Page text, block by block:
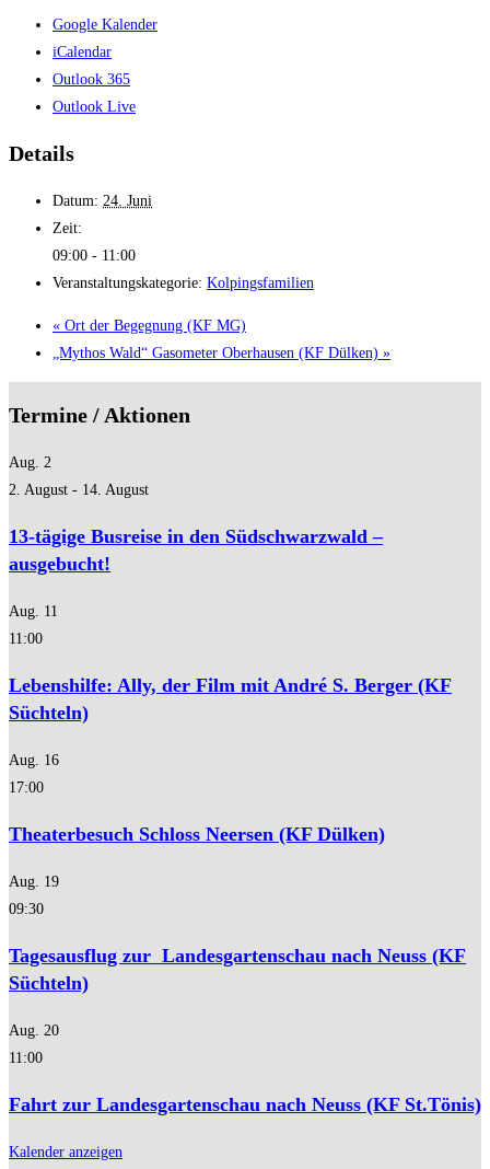
Google Kalender
iCalendar
Outlook 365
Outlook Live
Details
Datum: 24. Juni
Zeit:
09:00 - 11:00
Veranstaltungskategorie: Kolpingsfamilien
« Ort der Begegnung (KF MG)
„Mythos Wald“ Gasometer Oberhausen (KF Dülken) »
Termine / Aktionen
Aug. 2
2. August - 14. August
13-tägige Busreise in den Südschwarzwald –
ausgebucht!
Aug. 11
11:00
Lebenshilfe: Ally, der Film mit André S. Berger (KF
Süchteln)
Aug. 16
17:00
Theaterbesuch Schloss Neersen (KF Dülken)
Aug. 19
09:30
Tagesausflug zur Landesgartenschau nach Neuss (KF
Süchteln)
Aug. 20
11:00
Fahrt zur Landesgartenschau nach Neuss (KF St.Tönis)
Kalender anzeigen